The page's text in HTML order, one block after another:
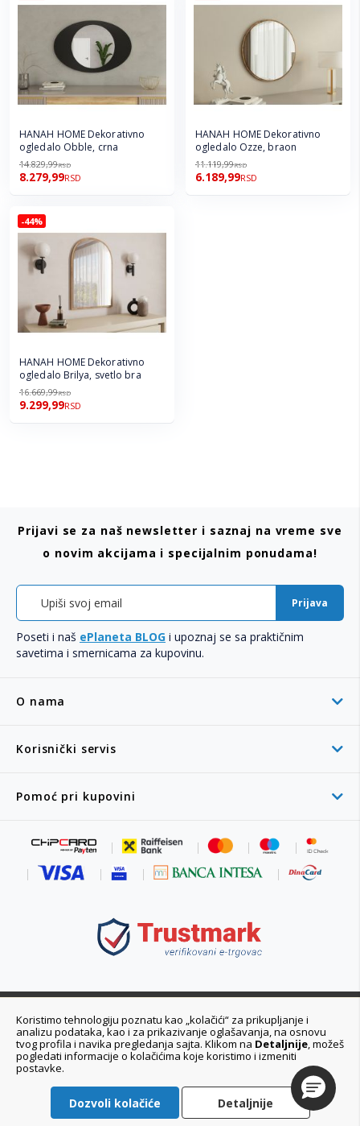
HANAH HOME Dekorativno
ogledalo Obble, crna
14.829,99RSD
8.279,99RSD
HANAH HOME Dekorativno
ogledalo Ozze, braon
11.119,99RSD
6.189,99RSD
-44%
HANAH HOME Dekorativno
ogledalo Brilya, svetlo bra
16.669,99RSD
9.299,99RSD
O nama
Korisnički servis
Pomoć pri kupovini
Prijavi se za naš newsletter i saznaj na vreme sve
o novim akcijama i specijalnim ponudama!
Prijava
Poseti i naš ePlaneta BLOG i upoznaj se sa praktičnim
savetima i smernicama za kupovinu.
011 6355 550
Ponedeljak - Petak 08:00 - 20:00h
ePlaneta© 2021-2026 Planeta Sport d.o.o. Sva prava zadržana.
Koristimo tehnologiju poznatu kao „kolačići“ za prikupljanje i
analizu podataka, kao i za prikazivanje oglašavanja, na osnovu
tvog profila i navika pregledanja sajta. Klikom na Detaljnije, možeš
pogledati informacije o kolačićima koje koristimo i izmeniti
postavke.
Dozvoli kolačiće Detaljnije